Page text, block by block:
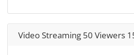
Video Streaming 50 Viewers